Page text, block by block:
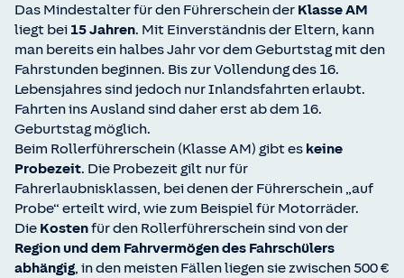
Das Mindestalter für den Führerschein der Klasse AM
liegt bei 15 Jahren. Mit Einverständnis der Eltern, kann
man bereits ein halbes Jahr vor dem Geburtstag mit den
Fahrstunden beginnen. Bis zur Vollendung des 16.
Lebensjahres sind jedoch nur Inlandsfahrten erlaubt.
Fahrten ins Ausland sind daher erst ab dem 16.
Geburtstag möglich.
Beim Rollerführerschein (Klasse AM) gibt es keine
Probezeit. Die Probezeit gilt nur für
Fahrerlaubnisklassen, bei denen der Führerschein „auf
Probe“ erteilt wird, wie zum Beispiel für Motorräder.
Die Kostenfür den Rollerführerschein sind von der
Region und dem Fahrvermögen des Fahrschülers
abhängig, in den meisten Fällen liegen sie zwischen 500 €